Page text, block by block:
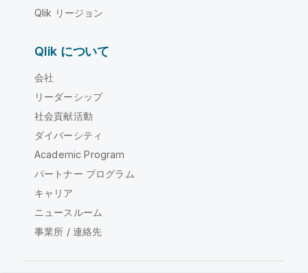
Qlik リージョン
Qlik について
会社
リーダーシップ
社会貢献活動
ダイバーシティ
Academic Program
パートナー プログラム
キャリア
ニュースルーム
事業所 / 連絡先